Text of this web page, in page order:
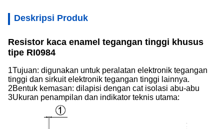
Deskripsi Produk
Resistor kaca enamel tegangan tinggi khusus
tipe RI0984
1Tujuan: digunakan untuk peralatan elektronik tegangan
tinggi dan sirkuit elektronik tegangan tinggi lainnya.
2Bentuk kemasan: dilapisi dengan cat isolasi abu-abu
3Ukuran penampilan dan indikator teknis utama: